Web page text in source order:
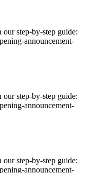
step-by-step guide:
announcement-
step-by-step guide:
announcement-
step-by-step guide:
announcement-